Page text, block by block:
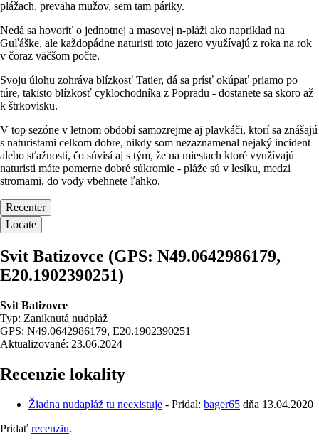
plážach, prevaha mužov, sem tam páriky.
Nedá sa hovoriť o jednotnej a masovej n-pláži ako napríklad na
Guľáške, ale každopádne naturisti toto jazero využívajú z roka na rok
v čoraz väčšom počte.
Svoju úlohu zohráva blízkosť Tatier, dá sa prísť okúpať priamo po
túre, takisto blízkosť cyklochodníka z Popradu - dostanete sa skoro až
k štrkovisku.
V top sezóne v letnom období samozrejme aj plavkáči, ktorí sa znášajú
s naturistami celkom dobre, nikdy som nezaznamenal nejaký incident
alebo sťažnosti, čo súvisí aj s tým, že na miestach ktoré využívajú
naturisti máte pomerne dobré súkromie - pláže sú v lesíku, medzi
stromami, do vody vbehnete ľahko.
Recenter
Locate
Svit Batizovce (GPS: N49.0642986179,
E20.1902390251)
Svit Batizovce
Typ: Zaniknutá nudpláž
GPS: N49.0642986179, E20.1902390251
Aktualizované: 23.06.2024
Recenzie lokality
Žiadna nudapláž tu neexistuje - Pridal: bager65 dňa 13.04.2020
Pridať recenziu.